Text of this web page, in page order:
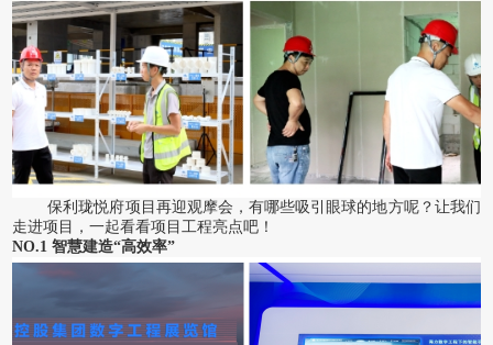
保利珑悦府项目再迎观摩会，有哪些吸引眼球的地方呢？让我们
走进项目，一起看看项目工程亮点吧！
NO.1 智慧建造“高效率”